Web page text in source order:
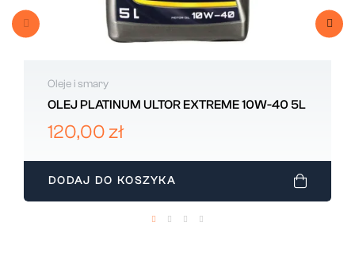
Oleje i smary
OLEJ PLATINUM ULTOR EXTREME 10W-40 5L
120,00 zł
DODAJ DO KOSZYKA